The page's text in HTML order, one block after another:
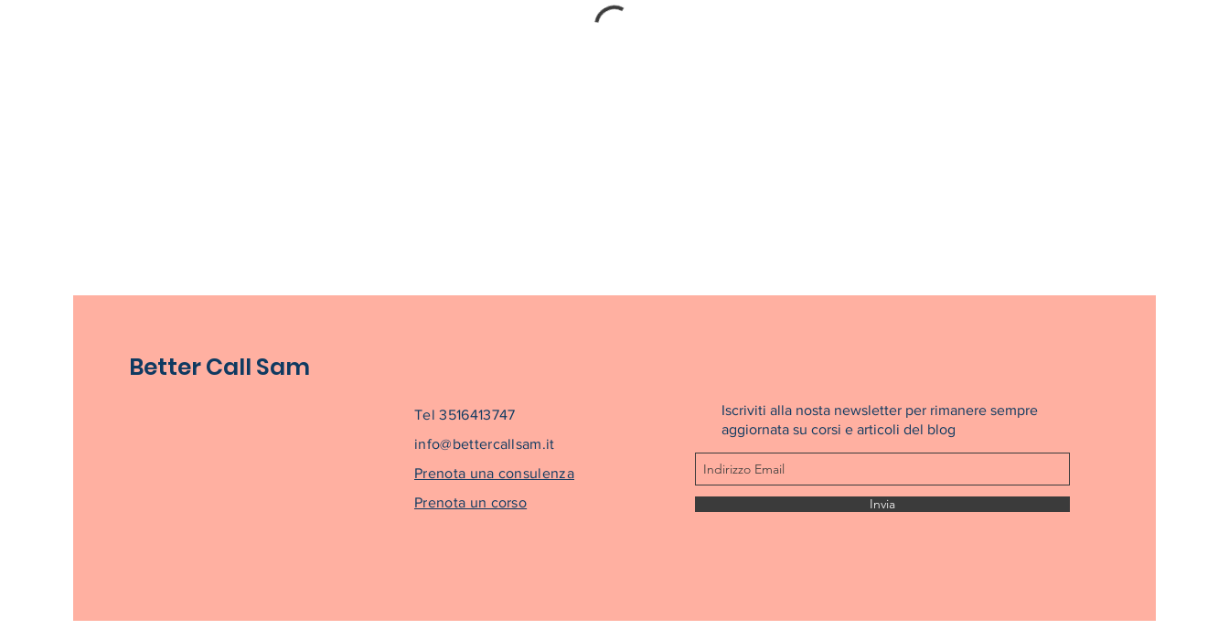
Better Call Sam
Tel 3516413747
info@bettercallsam.it
Prenota una consulenza
Prenota un corso
Iscriviti alla nosta newsletter per rimanere sempre
aggiornata su corsi e articoli del blog
Invia